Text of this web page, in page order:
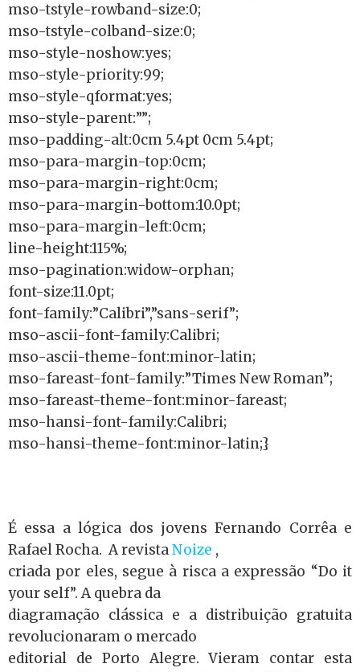
mso-tstyle-rowband-size:0;
mso-tstyle-colband-size:0;
mso-style-noshow:yes;
mso-style-priority:99;
mso-style-qformat:yes;
mso-style-parent:””;
mso-padding-alt:0cm 5.4pt 0cm 5.4pt;
mso-para-margin-top:0cm;
mso-para-margin-right:0cm;
mso-para-margin-bottom:10.0pt;
mso-para-margin-left:0cm;
line-height:115%;
mso-pagination:widow-orphan;
font-size:11.0pt;
font-family:”Calibri”,”sans-serif”;
mso-ascii-font-family:Calibri;
mso-ascii-theme-font:minor-latin;
mso-fareast-font-family:”Times New Roman”;
mso-fareast-theme-font:minor-fareast;
mso-hansi-font-family:Calibri;
mso-hansi-theme-font:minor-latin;}
É essa a lógica dos jovens Fernando Corrêa e
Rafael Rocha. A revistaNoize ,
criada por eles, segue à risca a expressão “Do it
your self”. A quebra da
diagramação clássica e a distribuição gratuita
revolucionaram o mercado
editorial de Porto Alegre. Vieram contar esta